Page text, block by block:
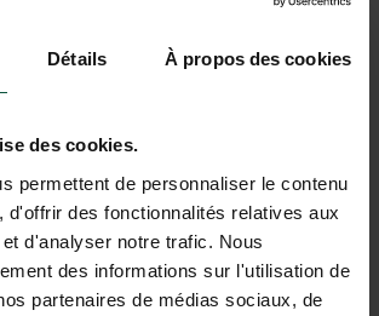
Détails À propos des cookies
des cookies.
permettent de personnaliser le contenu
d'offrir des fonctionnalités relatives aux
d'analyser notre trafic. Nous
des informations sur l'utilisation de
partenaires de médias sociaux, de
Ontbijtservice
Kleine pelsjagers
Bekijk data
Activiteiten & thema-avonden
Bekijk data